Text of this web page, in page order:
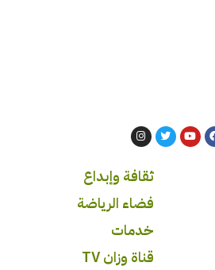
ثقافة وإبداع
فضاء الرياضة
خدمات
قناة وزان TV